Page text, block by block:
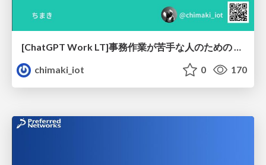
[ChatGPT Work LT]事務作業が苦手な人のための バックオフィスの「半」自動化
chimaki_iot
0 170